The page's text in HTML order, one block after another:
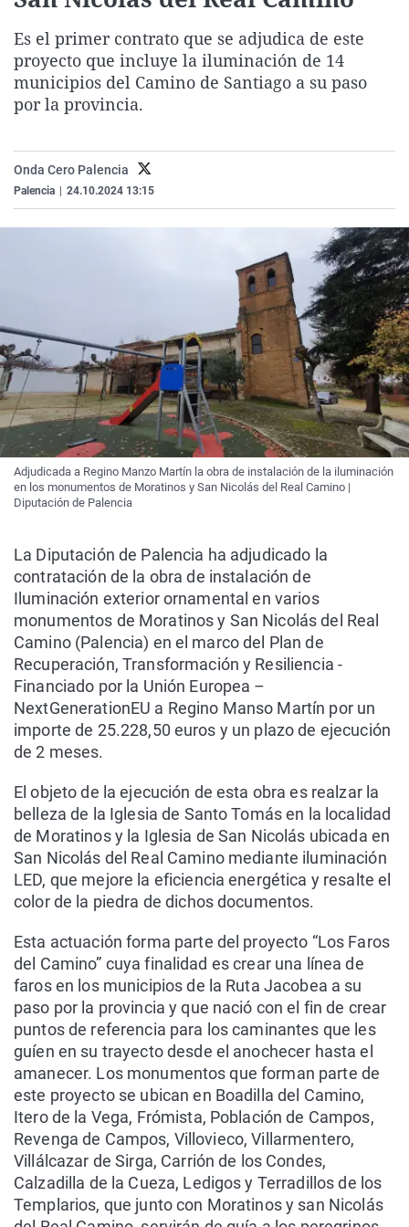
Gente viajera
Como el perro y el
Retornados
Equipo de
Galicia
La Rioja
Televisión
Elecciones
Es el primer contrato que se adjudica de este
proyecto que incluye la iluminación de 14
municipios del Camino de Santiago a su paso
por la provincia.
Onda Cero Palencia
Palencia 24.10.2024 13:15
Adjudicada a Regino Manzo Martín la obra de instalación de la iluminación
en los monumentos de Moratinos y San Nicolás del Real Camino |
Diputación de Palencia
La Diputación de Palencia ha adjudicado la
contratación de la obra de instalación de
Iluminación exterior ornamental en varios
monumentos de Moratinos y San Nicolás del Real
Camino (Palencia) en el marco del Plan de
Recuperación, Transformación y Resiliencia -
Financiado por la Unión Europea –
NextGenerationEU a Regino Manso Martín por un
importe de 25.228,50 euros y un plazo de ejecución
de 2 meses.
El objeto de la ejecución de esta obra es realzar la
belleza de la Iglesia de Santo Tomás en la localidad
de Moratinos y la Iglesia de San Nicolás ubicada en
San Nicolás del Real Camino mediante iluminación
LED, que mejore la eficiencia energética y resalte el
color de la piedra de dichos documentos.
Esta actuación forma parte del proyecto “Los Faros
del Camino” cuya finalidad es crear una línea de
faros en los municipios de la Ruta Jacobea a su
paso por la provincia y que nació con el fin de crear
puntos de referencia para los caminantes que les
guíen en su trayecto desde el anochecer hasta el
amanecer. Los monumentos que forman parte de
este proyecto se ubican en Boadilla del Camino,
Itero de la Vega, Frómista, Población de Campos,
Revenga de Campos, Villovieco, Villarmentero,
Villálcazar de Sirga, Carrión de los Condes,
Calzadilla de la Cueza, Ledigos y Terradillos de los
Templarios, que junto con Moratinos y san Nicolás